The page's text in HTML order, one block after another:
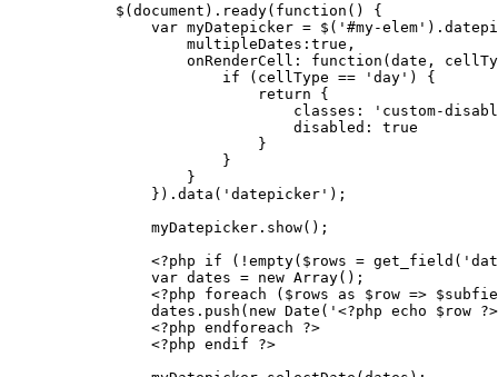
            $(document).ready(function() {
var myDatepicker = $('#my-
                    multipleDates:true,
onRenderCell: function(date,
                        if (cellType == 'day') {
                            return {
classes: 'custom-
                                disabled: true
                            }
                        }
                    }
                }).data('datepicker');
                myDatepicker.show();
<?php if (!empty($rows =
                var dates = new Array();
<?php foreach ($rows as $row =>
dates.push(new Date('<?php echo $row
                <?php endforeach ?>
                <?php endif ?>